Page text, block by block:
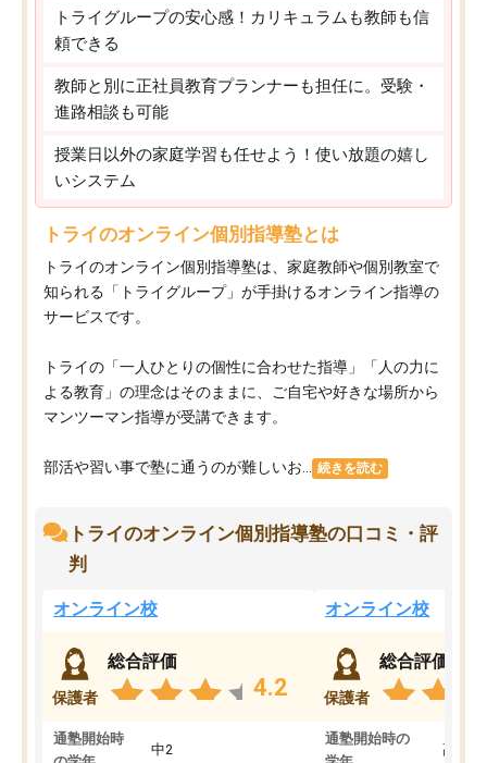
トライグループの安心感！カリキュラムも教師も信
頼できる
教師と別に正社員教育プランナーも担任に。受験・
進路相談も可能
授業日以外の家庭学習も任せよう！使い放題の嬉し
いシステム
トライのオンライン個別指導塾とは
トライのオンライン個別指導塾は、家庭教師や個別教室で
知られる「トライグループ」が手掛けるオンライン指導の
サービスです。
トライの「一人ひとりの個性に合わせた指導」「人の力に
よる教育」の理念はそのままに、ご自宅や好きな場所から
マンツーマン指導が受講できます。
部活や習い事で塾に通うのが難しいお... 続きを読む
トライのオンライン個別指導塾の口コミ・評
判
オンライン校
保護者
総合評価
4.2
通塾開始時
中2
オンライン校
保護者
総合評価
通塾開始時の
高3